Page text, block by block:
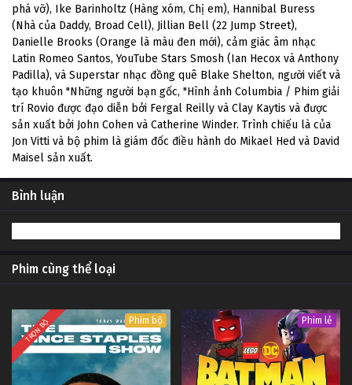
phá vỡ), Ike Barinholtz (Hàng xóm, Chị em), Hannibal Buress
(Nhà của Daddy, Broad Cell), Jillian Bell (22 Jump Street),
Danielle Brooks (Orange là màu đen mới), cảm giác âm nhạc
Latin Romeo Santos, YouTube Stars Smosh (Ian Hecox và Anthony
Padilla), và Superstar nhạc đồng quê Blake Shelton, người viết và
tạo khuôn "Những người bạn gốc, "Hình ảnh Columbia / Phim giải
trí Rovio được đạo diễn bởi Fergal Reilly và Clay Kaytis và được
sản xuất bởi John Cohen và Catherine Winder. Trình chiếu là của
Jon Vitti và bộ phim là giám đốc điều hành do Mikael Hed và David
Maisel sản xuất.
Bình luận
Phim cùng thể loại
TRỌN BỘ Phim bộ Phim lẻ